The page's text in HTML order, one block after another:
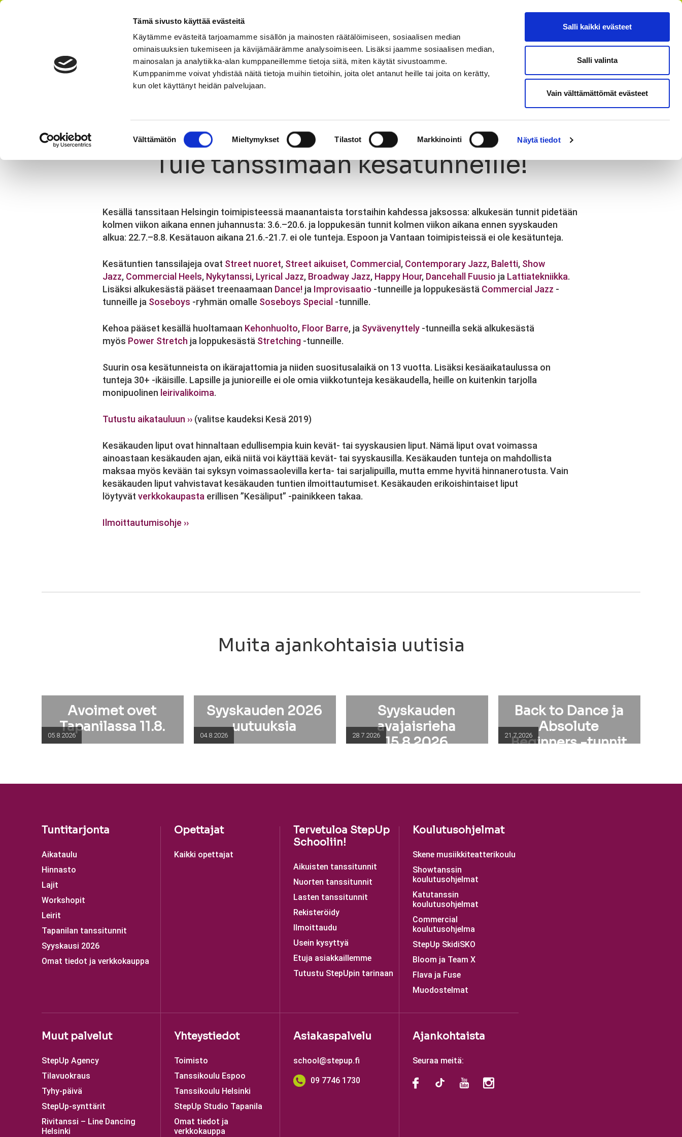
Tämä sivusto käyttää evästeitä
Käytämme evästeitä tarjoamamme sisällön ja mainosten räätälöimiseen, sosiaalisen median
ominaisuuksien tukemiseen ja kävijämäärämme analysoimiseen. Lisäksi jaamme sosiaalisen median,
mainosalan ja analytiikka-alan kumppaneillemme tietoja siitä, miten käytät sivustoamme.
Kumppanimme voivat yhdistää näitä tietoja muihin tietoihin, joita olet antanut heille tai joita on kerätty,
kun olet käyttänyt heidän palvelujaan.
Välttämätön Mieltymykset Tilastot Markkinointi Näytä tiedot
Salli kaikki evästeet
Salli valinta
Vain välttämättömät evästeet
FI SV EN RU
AIKATAULU HINNASTO LAJIT OPETTAJAT KIRJAUDU MENU
03.6.2019
Tule tanssimaan kesätunneille!
Kesällä tanssitaan Helsingin toimipisteessä maanantaista torstaihin kahdessa jaksossa: alkukesän tunnit pidetään
kolmen viikon aikana ennen juhannusta: 3.6.–20.6. ja loppukesän tunnit kolmen viikon aikana ennen syyskauden
alkua: 22.7.–8.8. Kesätauon aikana 21.6.-21.7. ei ole tunteja. Espoon ja Vantaan toimipisteissä ei ole kesätunteja.
Kesätuntien tanssilajeja ovat Street nuoret, Street aikuiset, Commercial , Contemporary Jazz, Baletti, Show
Jazz, Commercial Heels, Nykytanssi, Lyrical Jazz, Broadway Jazz, Happy Hour, Dancehall Fuusio ja Lattiatekniikka.
Lisäksi alkukesästä pääset treenaamaan Dance! ja Improvisaatio -tunneille ja loppukesästä Commercial Jazz -
tunneille ja Soseboys -ryhmän omalle Soseboys Special -tunnille.
Kehoa pääset kesällä huoltamaan Kehonhuolto, Floor Barre, ja Syvävenyttely -tunneilla sekä alkukesästä
myös Power Stretch ja loppukesästä Stretching -tunneille.
Suurin osa kesätunneista on ikärajattomia ja niiden suositusalaikä on 13 vuotta. Lisäksi kesäaikataulussa on
tunteja 30+ -ikäisille. Lapsille ja junioreille ei ole omia viikkotunteja kesäkaudella, heille on kuitenkin tarjolla
monipuolinen leirivalikoima.
Tutustu aikatauluun ›› (valitse kaudeksi Kesä 2019)
Kesäkauden liput ovat hinnaltaan edullisempia kuin kevät- tai syyskausien liput. Nämä liput ovat voimassa
ainoastaan kesäkauden ajan, eikä niitä voi käyttää kevät- tai syyskausilla. Kesäkauden tunteja on mahdollista
maksaa myös kevään tai syksyn voimassaolevilla kerta- tai sarjalipuilla, mutta emme hyvitä hinnanerotusta. Vain
kesäkauden liput vahvistavat kesäkauden tuntien ilmoittautumiset. Kesäkauden erikoishintaiset liput
löytyvät verkkokaupasta erillisen ”Kesäliput” -painikkeen takaa.
Ilmoittautumisohje ››
Muita ajankohtaisia uutisia
Avoimet ovet
Tapanilassa 11.8.
05.8.2026
Syyskauden 2026
uutuuksia
04.8.2026
Syyskauden
avajaisrieha
15.8.2026
28.7.2026
Back to Dance ja
Absolute
Beginners -tunnit
21.7.2026
Tuntitarjonta
Aikataulu
Hinnasto
Lajit
Workshopit
Leirit
Tapanilan tanssitunnit
Syyskausi 2026
Omat tiedot ja verkkokauppa
Opettajat
Kaikki opettajat
Tervetuloa StepUp
Schooliin!
Aikuisten tanssitunnit
Nuorten tanssitunnit
Lasten tanssitunnit
Rekisteröidy
Ilmoittaudu
Usein kysyttyä
Etuja asiakkaillemme
Tutustu StepUpin tarinaan
Koulutusohjelmat
Skene musiikkiteatterikoulu
Showtanssin
koulutusohjelmat
Katutanssin
koulutusohjelmat
Commercial
koulutusohjelma
StepUp SkidiSKO
Bloom ja Team X
Flava ja Fuse
Muodostelmat
Muut palvelut
StepUp Agency
Tilavuokraus
Tyhy-päivä
StepUp-synttärit
Rivitanssi – Line Dancing
Helsinki
Yhteystiedot
Toimisto
Tanssikoulu Espoo
Tanssikoulu Helsinki
StepUp Studio Tapanila
Omat tiedot ja
verkkokauppa
Asiakaspalvelu
school@stepup.fi
09 7746 1730
Ajankohtaista
Seuraa meitä: